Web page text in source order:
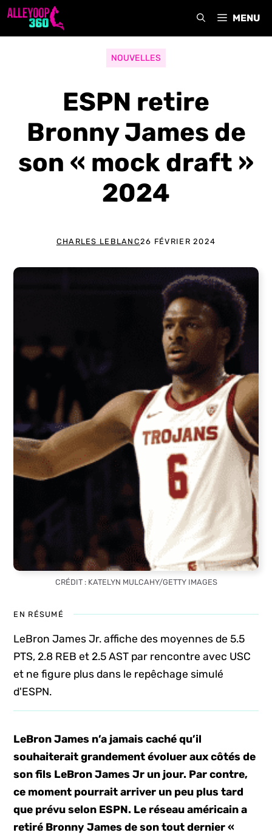
Aller
MENU
NOUVELLES
ESPN retire
Bronny James de
son « mock draft »
2024
CHARLES LEBLANC26 FÉVRIER 2024
CRÉDIT : KATELYN MULCAHY/GETTY IMAGES
EN RÉSUMÉ
LeBron James Jr. affiche des moyennes de 5.5
PTS, 2.8 REB et 2.5 AST par rencontre avec USC
et ne figure plus dans le repêchage simulé
d'ESPN.
LeBron James n’a jamais caché qu’il
souhaiterait grandement évoluer aux côtés de
son fils LeBron James Jr un jour. Par contre,
ce moment pourrait arriver un peu plus tard
que prévu selon ESPN. Le réseau américain a
retiré Bronny James de son tout dernier «